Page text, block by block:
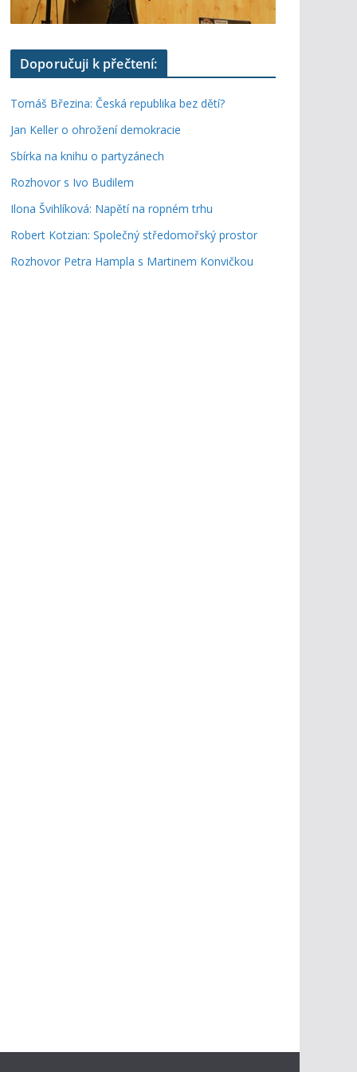
Doporučuji k přečtení:
Tomáš Březina: Česká republika bez dětí?
Jan Keller o ohrožení demokracie
Sbírka na knihu o partyzánech
Rozhovor s Ivo Budilem
Ilona Švihlíková: Napětí na ropném trhu
Robert Kotzian: Společný středomořský prostor
Rozhovor Petra Hampla s Martinem Konvičkou